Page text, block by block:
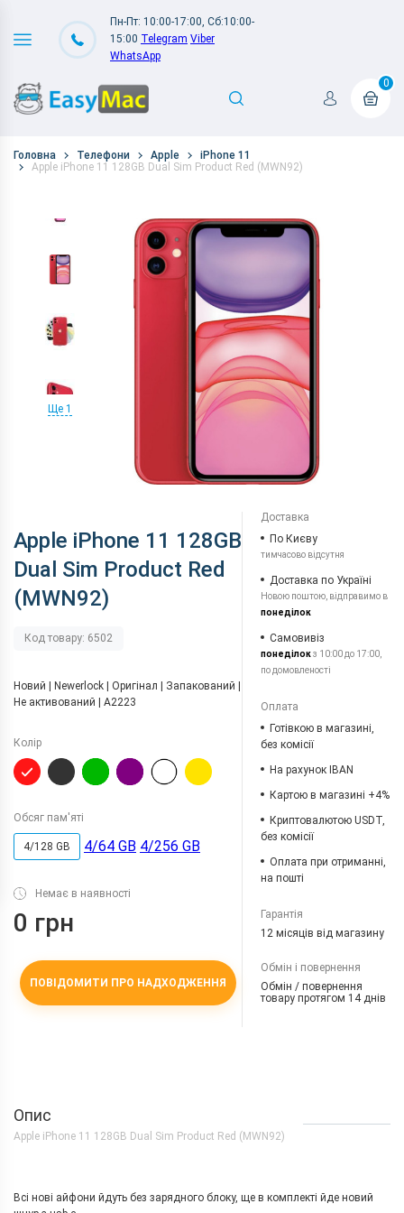
Пн-Пт: 10:00-17:00, Сб:10:00-
15:00 Telegram Viber
WhatsApp
0
Головна Телефони Apple
iPhone 11
Apple iPhone 11 128GB Dual Sim Product Red (MWN92)
Ще 1
Apple iPhone 11 128GB
Dual Sim Product Red
(MWN92)
Код товару: 6502
Новий | Newerlock | Оригінал | Запакований |
Не активований | A2223
Колір
Обсяг пам'яті
4/128 GB 4/64 GB 4/256 GB
Немає в наявності
0 грн
ПОВІДОМИТИ ПРО НАДХОДЖЕННЯ
Доставка
По Києву
тимчасово відсутня
Доставка по Україні
Новою поштою, відправимо в
понеділок
Самовивіз
понеділокз 10:00 до 17:00,
по домовленості
Оплата
Готівкою в магазині,
без комісії
На рахунок IBAN
Картою в магазині +4%
Криптовалютою USDT,
без комісії
Оплата при отриманні,
на пошті
Гарантія
12 місяців від магазину
Обмін і повернення
Обмін / повернення
товару протягом 14 днів
Опис
Apple iPhone 11 128GB Dual Sim Product Red (MWN92)
Всі нові айфони йдуть без зарядного блоку, ще в комплекті йде новий